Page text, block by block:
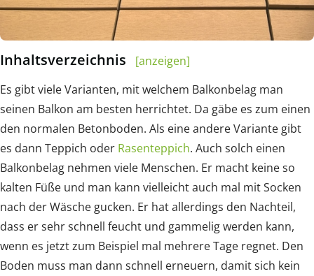
Inhaltsverzeichnis
[anzeigen]
Es gibt viele Varianten, mit welchem Balkonbelag man
seinen Balkon am besten herrichtet. Da gäbe es zum einen
den normalen Betonboden. Als eine andere Variante gibt
es dann Teppich oder Rasenteppich. Auch solch einen
Balkonbelag nehmen viele Menschen. Er macht keine so
kalten Füße und man kann vielleicht auch mal mit Socken
nach der Wäsche gucken. Er hat allerdings den Nachteil,
dass er sehr schnell feucht und gammelig werden kann,
wenn es jetzt zum Beispiel mal mehrere Tage regnet. Den
Boden muss man dann schnell erneuern, damit sich kein